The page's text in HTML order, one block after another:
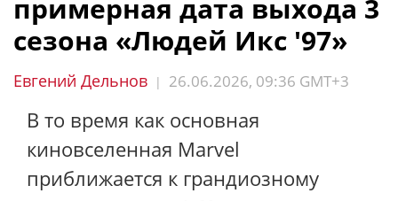
примерная дата выхода 3
сезона «Людей Икс '97»
Евгений Дельнов | 26.06.2026, 09:36 GMT+3
В то время как основная
киновселенная Marvel
приближается к грандиозному